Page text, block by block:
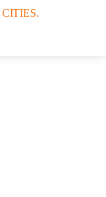
CITIES.